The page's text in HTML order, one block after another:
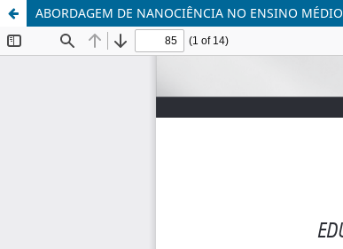
ABORDAGEM DE NANOCIÊNCIA NO ENSINO MÉDIO